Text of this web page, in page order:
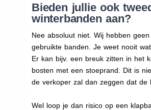
Bieden jullie ook
winterbanden aan?
Nee absoluut niet. Wij hebben
gebruikte banden. Je weet nooit
Er kan bijv. een breuk zitten in het
bosten met een stoeprand. Dit is
de verkoper zal dan zeggen dat de
Wel loop je dan risico op een